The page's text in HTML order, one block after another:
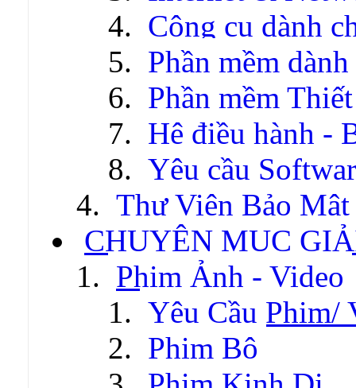
Công cụ dành
Phần mềm
Phần mềm
Hệ điều hành -
Yêu cầu
Thư Viện Bảo Mật
CHUYÊN MỤC
Phim Ảnh - Video
Yêu Cầu Phim/
Phim Bộ